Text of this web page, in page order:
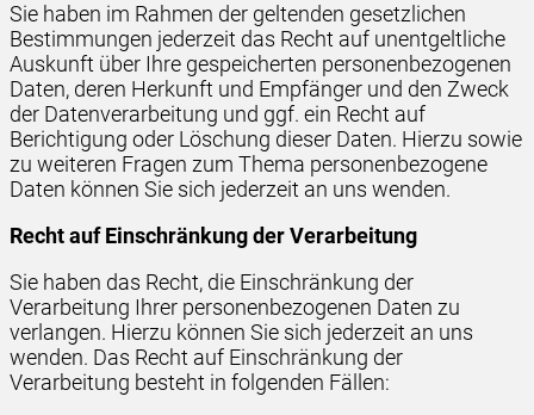
Sie haben im Rahmen der geltenden gesetzlichen
Bestimmungen jederzeit das Recht auf unentgeltliche
Auskunft über Ihre gespeicherten personenbezogenen
Daten, deren Herkunft und Empfänger und den Zweck
der Datenverarbeitung und ggf. ein Recht auf
Berichtigung oder Löschung dieser Daten. Hierzu sowie
zu weiteren Fragen zum Thema personenbezogene
Daten können Sie sich jederzeit an uns wenden.
Recht auf Einschränkung der Verarbeitung
Sie haben das Recht, die Einschränkung der
Verarbeitung Ihrer personenbezogenen Daten zu
verlangen. Hierzu können Sie sich jederzeit an uns
wenden. Das Recht auf Einschränkung der
Verarbeitung besteht in folgenden Fällen: